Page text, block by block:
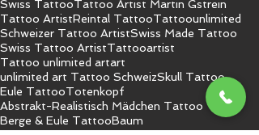
Swiss TattooTattoo Artist Martin Gstrein
Tattoo ArtistReintal TattooTattoounlimited
Schweizer Tattoo ArtistSwiss Made Tattoo
Swiss Tattoo ArtistTattooartist
Tattoo unlimited artart
unlimited art Tattoo SchweizSkull Tattoo
Eule TattooTotenkopf
Abstrakt-Realistisch Mädchen Tattoo
Berge & Eule TattooBaum